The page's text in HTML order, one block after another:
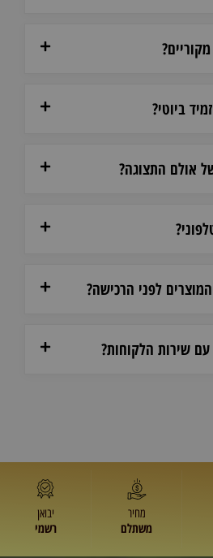
ביוטי?
אולם התצוגה?
לפני הרכישה?
עם שירות הלקוחות?
מחיר
משתלם
יבואן
רשמי